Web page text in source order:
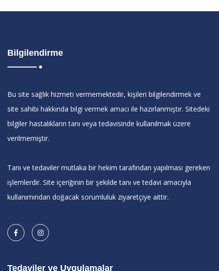
Bilgilendirme
Bu site sağlık hizmeti vermemektedir, kişileri bilgilendirmek ve
site sahibi hakkında bilgi vermek amacı ile hazırlanmıştır. Sitedeki
bilgiler hastalıkların tanı veya tedavisinde kullanılmak üzere
verilmemiştir.
Tanı ve tedaviler mutlaka bir hekim tarafından yapılması gereken
işlemlerdir. Site içeriğinin bir şekilde tanı ve tedavi amacıyla
kullanımından doğacak sorumluluk ziyaretçiye aittir.
Tedaviler ve Uygulamalar